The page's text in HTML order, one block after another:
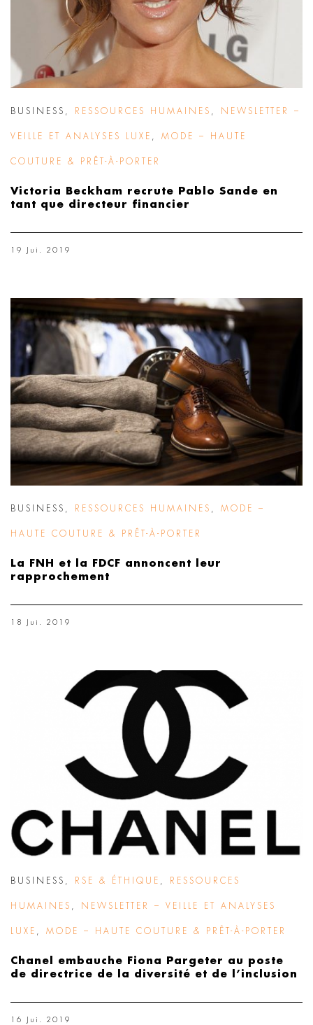
BUSINESS RESSOURCES HUMAINES NEWSLETTER –
VEILLE ET ANALYSES LUXE MODE – HAUTE
COUTURE & PRÊT-À-PORTER
Victoria Beckham recrute Pablo Sande en
tant que directeur financier
19 Jui. 2019
BUSINESS RESSOURCES HUMAINES MODE –
HAUTE COUTURE & PRÊT-À-PORTER
La FNH et la FDCF annoncent leur
rapprochement
18 Jui. 2019
BUSINESS RSE & ÉTHIQUE RESSOURCES
HUMAINES NEWSLETTER – VEILLE ET ANALYSES
LUXE MODE – HAUTE COUTURE & PRÊT-À-PORTER
Chanel embauche Fiona Pargeter au poste
de directrice de la diversité et de l’inclusion
16 Jui. 2019